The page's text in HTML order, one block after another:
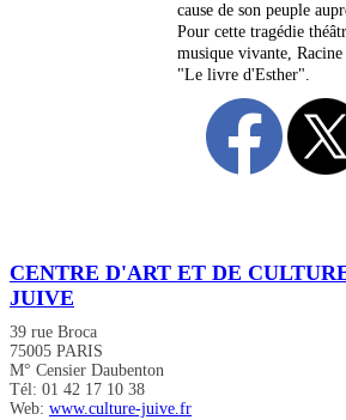
cause de son peuple
Pour cette tragédie
musique vivante,
"Le livre d'Esther".
CENTRE D'ART ET DE
JUIVE
39 rue Broca
75005 PARIS
M° Censier Daubenton
Tél: 01 42 17 10 38
Web: www.culture-juive.fr